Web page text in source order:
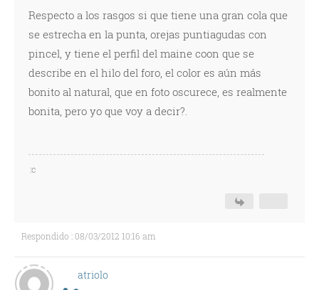
Respecto a los rasgos si que tiene una gran cola que
se estrecha en la punta, orejas puntiagudas con
pincel, y tiene el perfil del maine coon que se
describe en el hilo del foro, el color es aún más
bonito al natural, que en foto oscurece, es realmente
bonita, pero yo que voy a decir?.
:c
Respondido : 08/03/2012 10:16 am
atriolo